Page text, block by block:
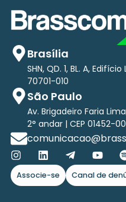
Brasília
SHN, QD. 1, BL. A,
70701-010
São Paulo
Av. Brigadeiro Faria
2° andar | CEP 01452-
Associe-se Canal de